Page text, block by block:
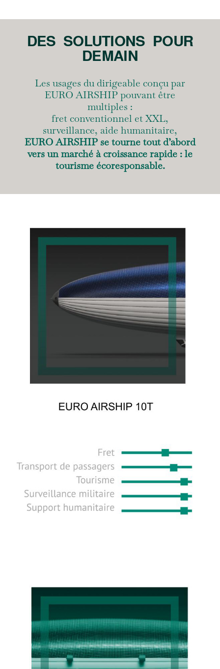
DES SOLUTIONS POUR
DEMAIN
Les usages du dirigeable conçu par
EURO AIRSHIP pouvant être
multiples :
fret conventionnel et XXL,
surveillance, aide humanitaire,
EURO AIRSHIP se tourne tout d’abord
vers un marché à croissance rapide : le
tourisme écoresponsable.